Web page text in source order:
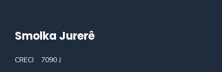
Smolka Jurerê
CRECI
7090 J